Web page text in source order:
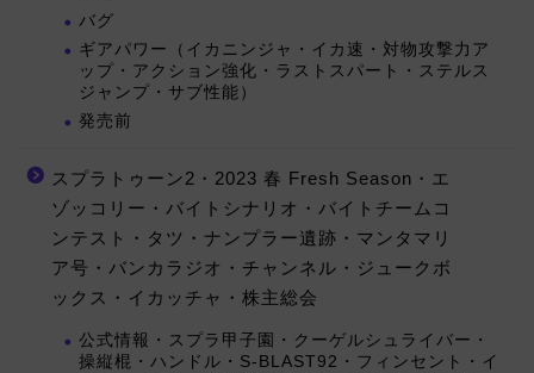
バグ
ギアパワー（イカニンジャ・イカ速・対物攻撃力ア
ップ・アクション強化・ラストスパート・ステルス
ジャンプ・サブ性能）
発売前
スプラトゥーン2・2023 春 Fresh Season・エ
ゾッコリー・バイトシナリオ・バイトチームコ
ンテスト・タツ・ナンプラー遺跡・マンタマリ
ア号・バンカラジオ・チャンネル・ジュークボ
ックス・イカッチャ・株主総会
公式情報・スプラ甲子園・クーゲルシュライバー・
操縦棍・ハンドル・S-BLAST92・フィンセント・イ